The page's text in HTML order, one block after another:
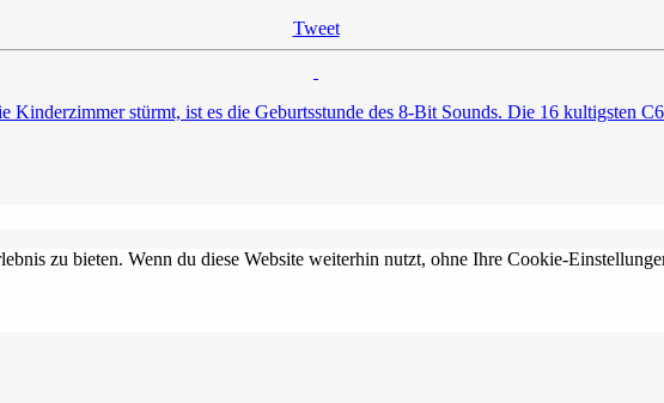
Tweet
Kinderzimmer stürmt, ist es die Geburtsstunde des 8-Bit Sounds. Die 16 kultigsten
zu bieten. Wenn du diese Website weiterhin nutzt, ohne Ihre Cookie-